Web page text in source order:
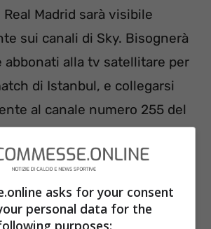
Real Madrid sarà visibile
sui canali di Sky. Bisognerà
abbonati alla tv satellitare per
di Istanbul, e collegarsi
al canale numero 255 del
la partita in diretta tv
è riservata ai soli abbonati ed
asks for your consent
personal data for the
purposes: